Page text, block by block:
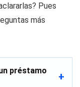
Pues
más
préstamo